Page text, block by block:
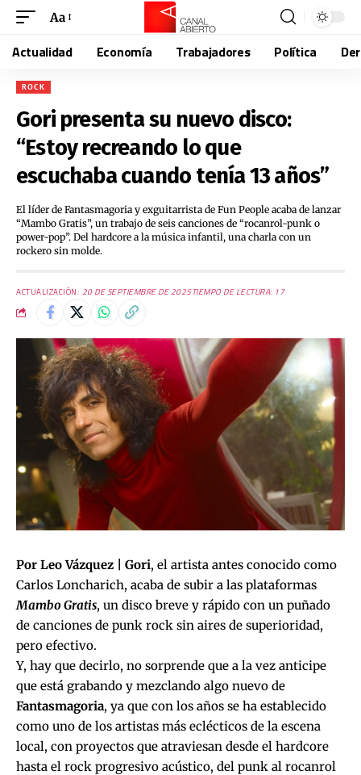
Aa
Actualidad Economía Trabajadores Política
ROCK
Gori presenta su nuevo disco:
“Estoy recreando lo que
escuchaba cuando tenía 13 años”
El líder de Fantasmagoria y exguitarrista de Fun People acaba de lanzar
“Mambo Gratis”, un trabajo de seis canciones de “rocanrol-punk o
power-pop”. Del hardcore a la música infantil, una charla con un
rockero sin molde.
ACTUALIZACIÓN: 20 DE SEPTIEMBRE DE 2025TIEMPO DE LECTURA: 17
Por Leo Vázquez | Gori, el artista antes conocido como
Carlos Loncharich, acaba de subir a las plataformas
Mambo Gratis, un disco breve y rápido con un puñado
de canciones de punk rock sin aires de superioridad,
pero efectivo.
Y, hay que decirlo, no sorprende que a la vez anticipe
que está grabando y mezclando algo nuevo de
Fantasmagoria, ya que con los años se ha establecido
como uno de los artistas más eclécticos de la escena
local, con proyectos que atraviesan desde el hardcore
hasta el rock progresivo acústico, del punk al rocanrol